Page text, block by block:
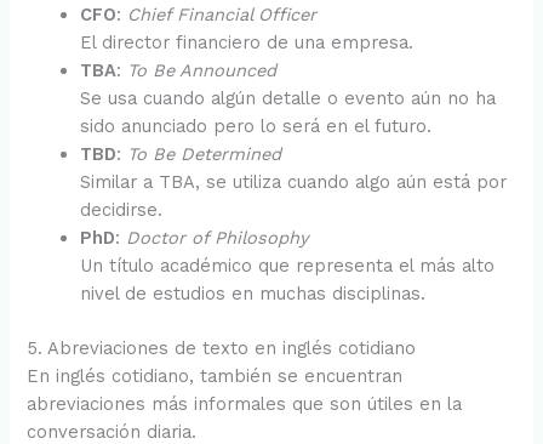
CFO: Chief Financial Officer
El director financiero de una empresa.
TBA: To Be Announced
Se usa cuando algún detalle o evento aún no ha
sido anunciado pero lo será en el futuro.
TBD: To Be Determined
Similar a TBA, se utiliza cuando algo aún está por
decidirse.
PhD: Doctor of Philosophy
Un título académico que representa el más alto
nivel de estudios en muchas disciplinas.
5. Abreviaciones de texto en inglés cotidiano
En inglés cotidiano, también se encuentran
abreviaciones más informales que son útiles en la
conversación diaria.